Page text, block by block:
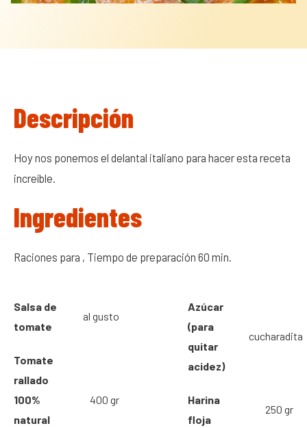
Descripción
Hoy nos ponemos el delantal italiano para hacer esta receta
increíble.
Ingredientes
Raciones para , Tiempo de preparación 60 min.
Salsa de
tomate
al gusto
Tomate
rallado
100%
natural
400 gr
Azúcar
(para
quitar
acidez)
cucharadita
Harina
floja
250 gr